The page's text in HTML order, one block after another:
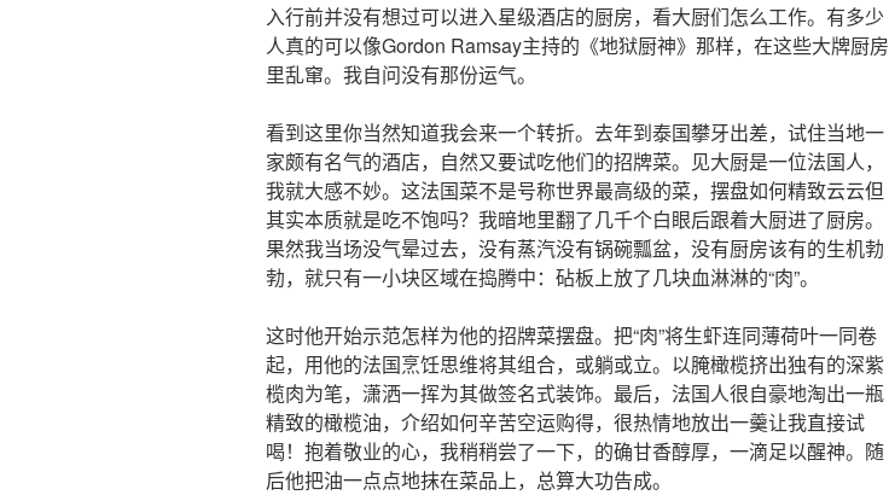
入行前并没有想过可以进入星级酒店的厨房，看大厨们怎么工作。有多少
人真的可以像Gordon Ramsay主持的《地狱厨神》那样，在这些大牌厨房
里乱窜。我自问没有那份运气。
看到这里你当然知道我会来一个转折。去年到泰国攀牙出差，试住当地一
家颇有名气的酒店，自然又要试吃他们的招牌菜。见大厨是一位法国人，
我就大感不妙。这法国菜不是号称世界最高级的菜，摆盘如何精致云云但
其实本质就是吃不饱吗？我暗地里翻了几千个白眼后跟着大厨进了厨房。
果然我当场没气晕过去，没有蒸汽没有锅碗瓢盆，没有厨房该有的生机勃
勃，就只有一小块区域在捣腾中：砧板上放了几块血淋淋的“肉”。
这时他开始示范怎样为他的招牌菜摆盘。把“肉”将生虾连同薄荷叶一同卷
起，用他的法国烹饪思维将其组合，或躺或立。以腌橄榄挤出独有的深紫
榄肉为笔，潇洒一挥为其做签名式装饰。最后，法国人很自豪地淘出一瓶
精致的橄榄油，介绍如何辛苦空运购得，很热情地放出一羹让我直接试
喝！抱着敬业的心，我稍稍尝了一下，的确甘香醇厚，一滴足以醒神。随
后他把油一点点地抹在菜品上，总算大功告成。